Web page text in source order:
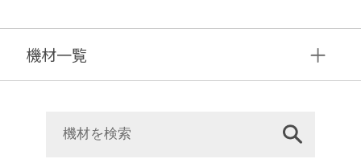
機材⼀覧